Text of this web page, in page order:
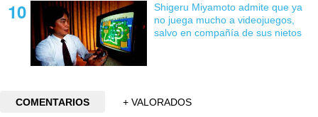
Shigeru Miyamoto admite que ya
no juega mucho a videojuegos,
salvo en compañía de sus nietos
COMENTARIOS
+ VALORADOS